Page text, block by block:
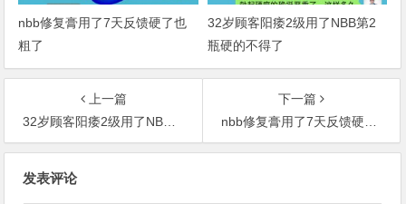
nbb修复膏用了7天反馈硬了也
粗了
32岁顾客阳痿2级用了NBB第2
瓶硬的不得了
上一篇
32岁顾客阳痿2级用了NBB第2瓶硬的不得了
下一篇
nbb修复膏用了7天反馈硬了也粗了
发表评论